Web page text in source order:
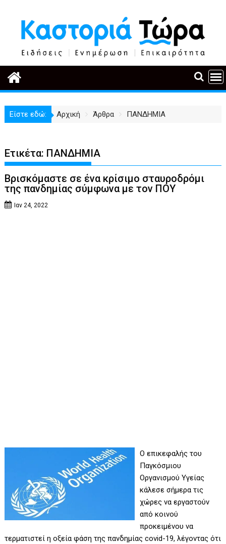
περιεχόμενο
Είστε εδώ: Αρχική Άρθρα ΠΑΝΔΗΜΙΑ
Ετικέτα: ΠΑΝΔΗΜΙΑ
Βρισκόμαστε σε ένα κρίσιμο σταυροδρόμι
της πανδημίας σύμφωνα με τον ΠΟΥ
Ιαν 24, 2022
Ο επικεφαλής του
Παγκόσμιου
Οργανισμού Υγείας
κάλεσε σήμερα τις
χώρες να εργαστούν
από κοινού
προκειμένου να
τερματιστεί η οξεία φάση της πανδημίας covid-19, λέγοντας ότι